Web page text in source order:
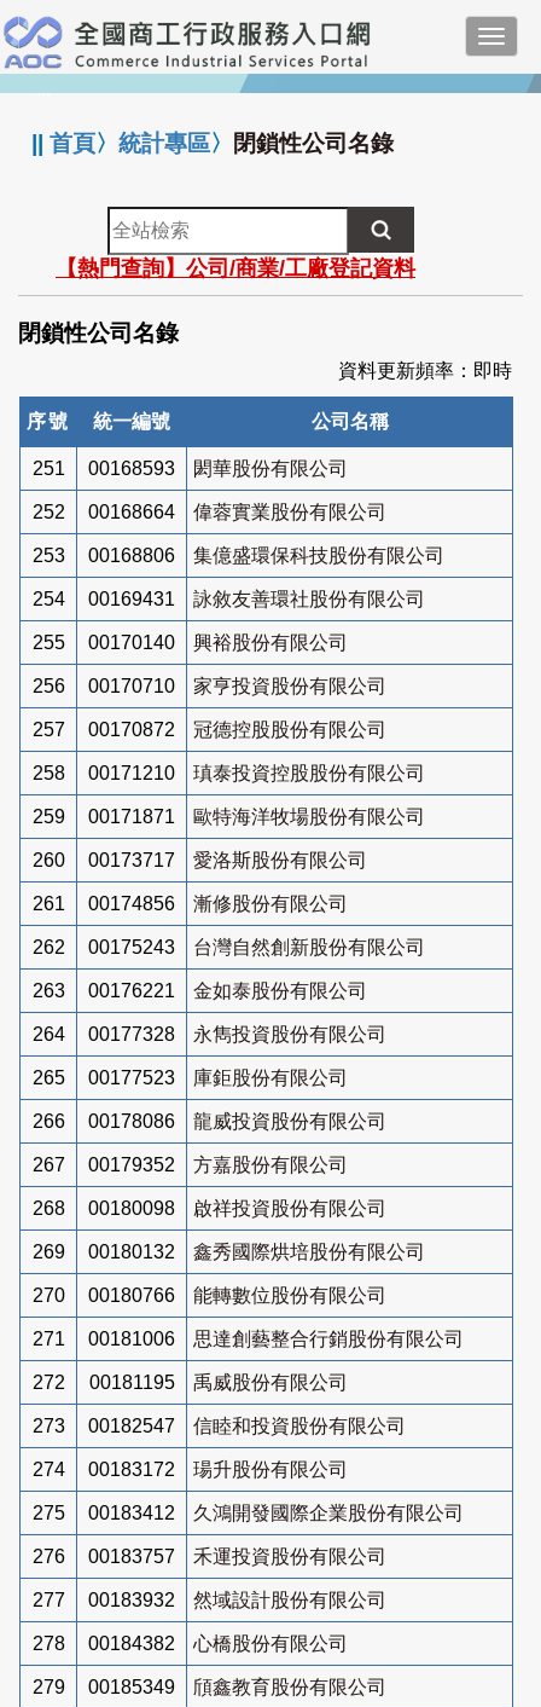
跳
到
主
要
:::
||首頁〉統計專區〉 閉鎖性公司名錄
全
站
檢
索
【熱門查詢】公司/商業/工廠登記資料
閉鎖性公司名錄
資料更新頻率：即時
序號 統一編號 公司名稱
251 00168593 閎華股份有限公司
252 00168664 偉蓉實業股份有限公司
253 00168806 集億盛環保科技股份有限公司
254 00169431 詠敘友善環社股份有限公司
255 00170140 興裕股份有限公司
256 00170710 家亨投資股份有限公司
257 00170872 冠德控股股份有限公司
258 00171210 瑱泰投資控股股份有限公司
259 00171871 歐特海洋牧場股份有限公司
260 00173717 愛洛斯股份有限公司
261 00174856 漸修股份有限公司
262 00175243 台灣自然創新股份有限公司
263 00176221 金如泰股份有限公司
264 00177328 永雋投資股份有限公司
265 00177523 庫鉅股份有限公司
266 00178086 龍威投資股份有限公司
267 00179352 方嘉股份有限公司
268 00180098 啟祥投資股份有限公司
269 00180132 鑫秀國際烘培股份有限公司
270 00180766 能轉數位股份有限公司
271 00181006 思達創藝整合行銷股份有限公司
272 00181195 禹威股份有限公司
273 00182547 信睦和投資股份有限公司
274 00183172 瑒升股份有限公司
275 00183412 久鴻開發國際企業股份有限公司
276 00183757 禾運投資股份有限公司
277 00183932 然域設計股份有限公司
278 00184382 心橋股份有限公司
279 00185349 頎鑫教育股份有限公司